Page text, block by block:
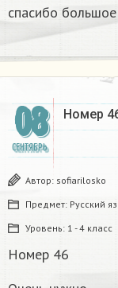
спасибо
08
СЕНТЯБРЬ
Номер
Автор: sofiarilosko
Предмет: Русский
Уровень: 1 - 4 класс
Номер 46